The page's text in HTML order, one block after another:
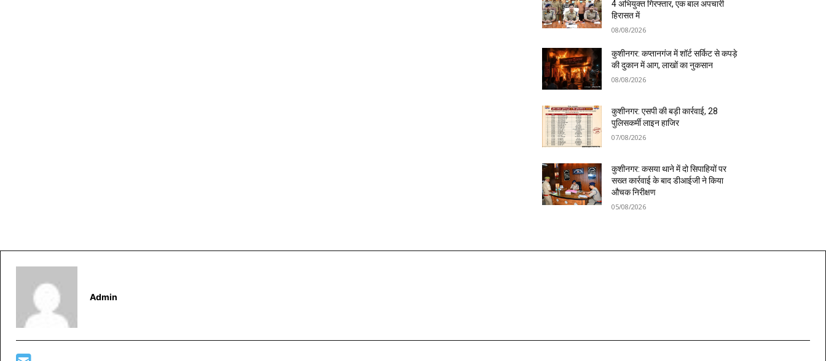
4 अभियुक्त गिरफ्तार, एक बाल अपचारी
हिरासत में
08/08/2026
कुशीनगर: कप्तानगंज में शॉर्ट सर्किट से कपड़े
की दुकान में आग, लाखों का नुकसान
08/08/2026
कुशीनगर: एसपी की बड़ी कार्रवाई, 28
पुलिसकर्मी लाइन हाजिर
07/08/2026
कुशीनगर: कसया थाने में दो सिपाहियों पर
सख्त कार्रवाई के बाद डीआईजी ने किया
औचक निरीक्षण
05/08/2026
Admin